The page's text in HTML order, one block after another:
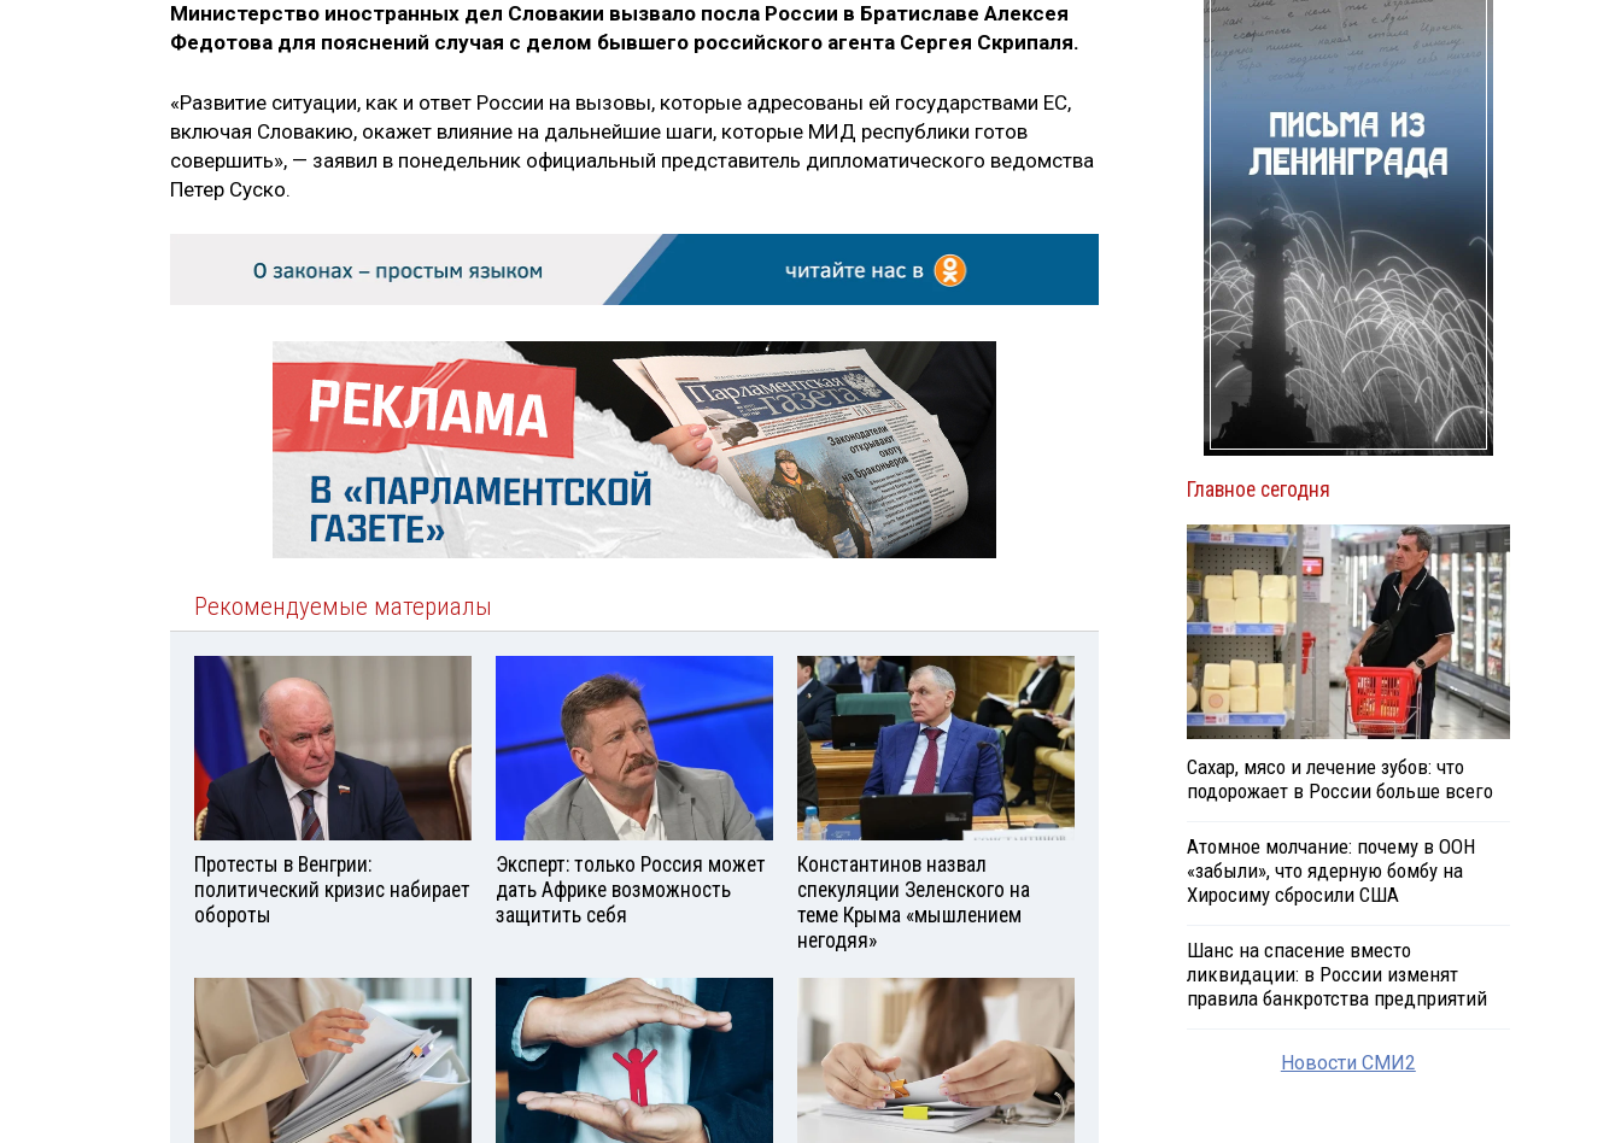
Министерство иностранных дел Словакии вызвало посла России в Братиславе Алексея
Федотова для пояснений случая с делом бывшего российского агента Сергея Скрипаля.
«Развитие ситуации, как и ответ России на вызовы, которые адресованы ей государствами ЕС,
включая Словакию, окажет влияние на дальнейшие шаги, которые МИД республики готов
совершить», — заявил в понедельник официальный представитель дипломатического ведомства
Петер Суско.
Рекомендуемые материалы
Протесты в Венгрии:
политический кризис набирает
обороты
Эксперт: только Россия может
дать Африке возможность
защитить себя
Константинов назвал
спекуляции Зеленского на
теме Крыма «мышлением
негодяя»
Главное сегодня
Сахар, мясо и лечение зубов: что
подорожает в России больше всего
Атомное молчание: почему в ООН
«забыли», что ядерную бомбу на
Хиросиму сбросили США
Шанс на спасение вместо
ликвидации: в России изменят
правила банкротства предприятий
Новости СМИ2